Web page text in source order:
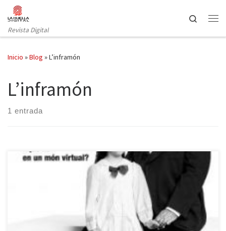
Saltar al contenido
Revista Digital
Search
Inicio »Blog »L’inframón
L’inframón
1 entrada
La puesta en escena de L’inframón (El inframundo o The Nether
en el original), que puede verse estos días en el Teatre Lliure de
Gràcia, se estrenó en el pasado Festival Grec 2016 y ahora abre la
temporada en la que dicho teatro celebra sus 40 años. El